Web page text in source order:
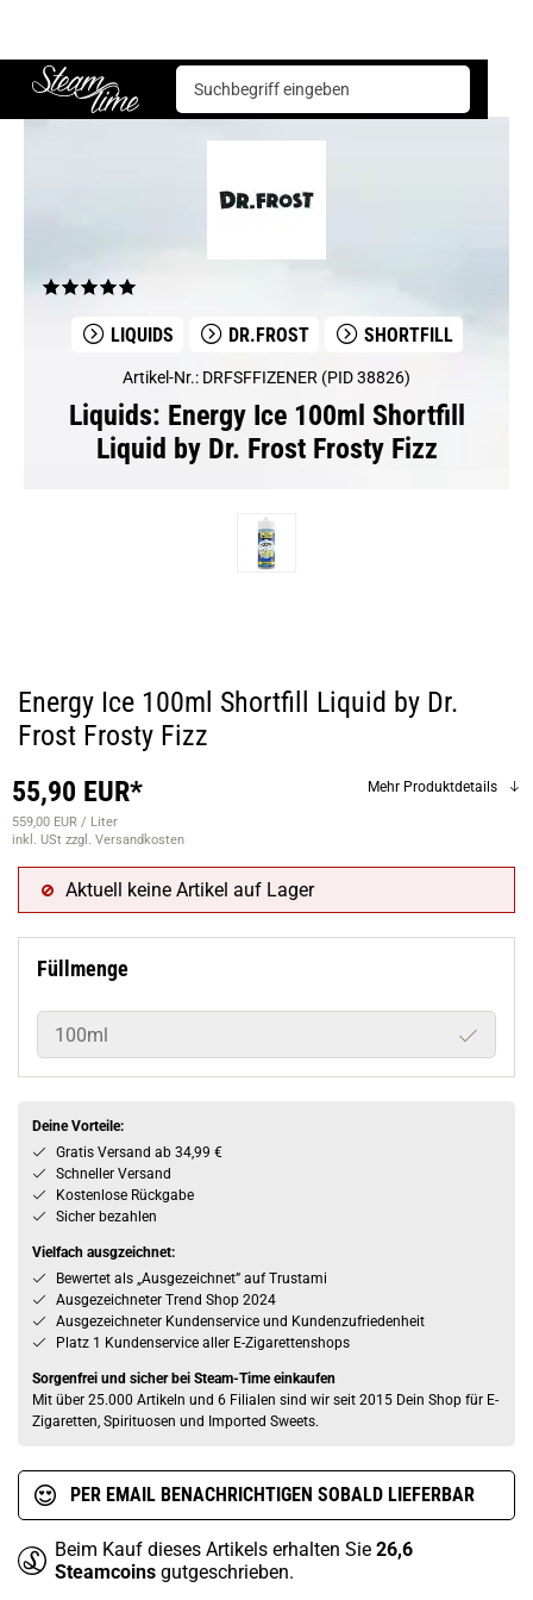
Steam time
Liquids Energy Ice 100ml Shortfill Liquid by Dr. Frost Frosty Fizz
LIQUIDS DR.FROST SHORTFILL
Artikel-Nr.: DRFSFFIZENER (PID 38826)
Liquids: Energy Ice 100ml Shortfill
Liquid by Dr. Frost Frosty Fizz
Energy Ice 100ml Shortfill Liquid by Dr.
Frost Frosty Fizz
55,90 EUR*
559,00 EUR / Liter
inkl. USt zzgl. Versandkosten
Mehr Produktdetails
Aktuell keine Artikel auf Lager
Füllmenge
100ml
Deine Vorteile:
Gratis Versand ab 34,99 €
Schneller Versand
Kostenlose Rückgabe
Sicher bezahlen
Vielfach ausgzeichnet:
Bewertet als „Ausgezeichnet” auf Trustami
Ausgezeichneter Trend Shop 2024
Ausgezeichneter Kundenservice und Kundenzufriedenheit
Platz 1 Kundenservice aller E-Zigarettenshops
Sorgenfrei und sicher bei Steam-Time einkaufen
Mit über 25.000 Artikeln und 6 Filialen sind wir seit 2015 Dein Shop für E-
Zigaretten, Spirituosen und Imported Sweets.
PER EMAIL BENACHRICHTIGEN SOBALD LIEFERBAR
Beim Kauf dieses Artikels erhalten Sie 26,6
Steamcoins gutgeschrieben.